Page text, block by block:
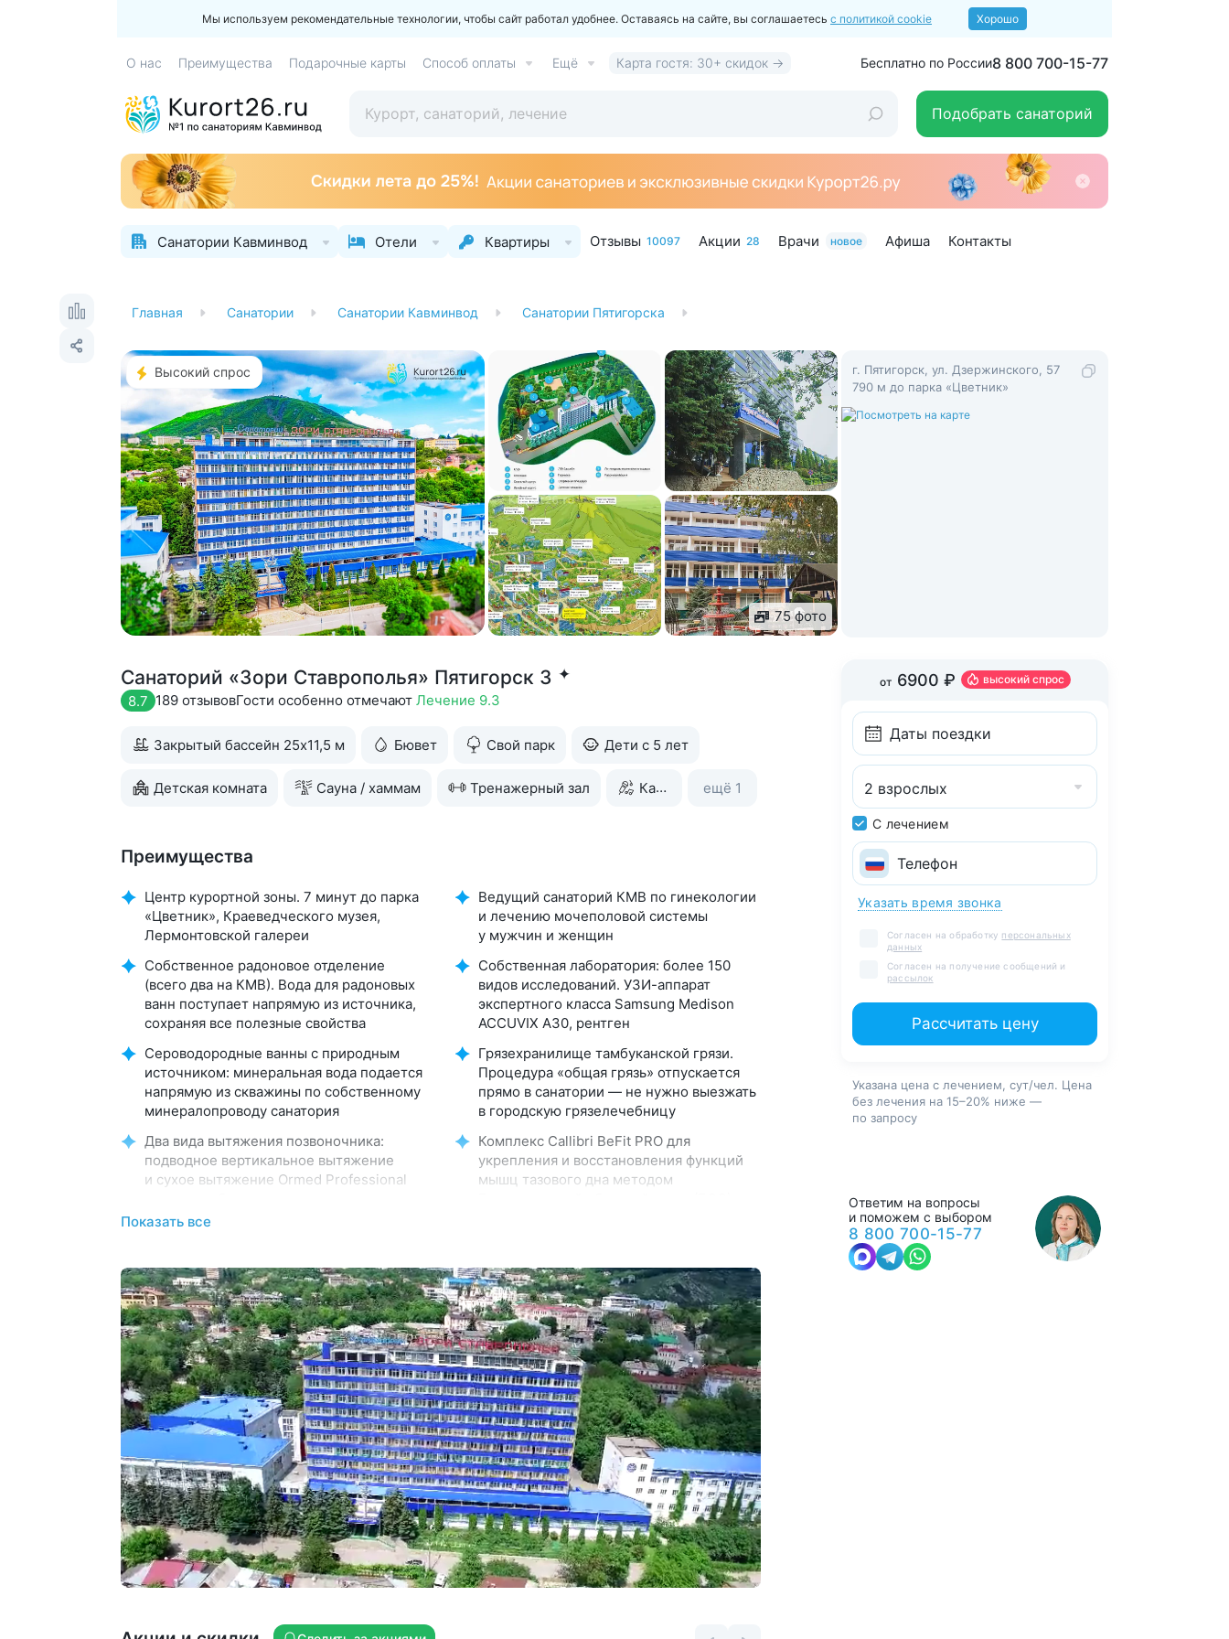
Мы используем рекомендательные технологии, чтобы сайт работал удобнее. Оставаясь на сайте, вы соглашаетесь с политикой cookie Хорошо
О нас Преимущества Подарочные карты Способ оплаты Ещё Карта гостя: 30+ скидок → Бесплатно по России8 800 700-15-77
Подобрать санаторий
Санатории Кавминвод Отели Квартиры Отзывы 10097 Акции 28 Врачи новое Афиша Контакты
Главная Санатории Санатории Кавминвод Санатории Пятигорска
Высокий спрос
75 фото
г. Пятигорск, ул. Дзержинского, 57
790 м до парка «Цветник»
Санаторий «Зори Ставрополья» Пятигорск 3 ✦
8.7 189 отзывовГости особенно отмечают Лечение 9.3
Закрытый бассейн 25x11,5 м Бювет Свой парк Дети с 5 лет
Детская комната Сауна / хаммам Тренажерный зал Караоке ещё 1
Преимущества
Центр курортной зоны. 7 минут до парка
«Цветник», Краеведческого музея,
Лермонтовской галереи
Собственное радоновое отделение
(всего два на КМВ). Вода для радоновых
ванн поступает напрямую из источника,
сохраняя все полезные свойства
Сероводородные ванны с природным
источником: минеральная вода подается
напрямую из скважины по собственному
минералопроводу санатория
Два вида вытяжения позвоночника:
подводное вертикальное вытяжение
и сухое вытяжение Ormed Professional
Свой бювет «Лермонтовский источник»
«Красноармейская». В 7 минутах —
Центральная питьевая галерея
Пятигорска с углекислыми источниками
№ 2 и № 17
Уютные балконы во всех номерах
с видом на Машук и Кавказский хребет
Трехразовое питание «меню—заказ».
В 90% отзывов гости отмечают вкусную
кухню и большой выбор блюд
Большой бассейн 25×11.5 м с двумя
каскадами и панорамными окнами.
В бассейне проводятся занятия ЛФК
Корпуса соединены теплыми
переходами — не надо выходить
на улицу, чтобы получить лечение,
На всех этажах — кулеры с горячей
Ведущий санаторий КМВ по гинекологии
и лечению мочеполовой системы
у мужчин и женщин
Собственная лаборатория: более 150
видов исследований. УЗИ-аппарат
экспертного класса Samsung Medison
ACCUVIX A30, рентген
Грязехранилище тамбуканской грязи.
Процедура «общая грязь» отпускается
прямо в санатории — не нужно выезжать
в городскую грязелечебницу
Комплекс Callibri BeFit PRO для
укрепления и восстановления функций
мышц тазового дна методом
содержанием парафина, минеральных
масел и микроэлементов
Детское лечебное отделение. Ведут
прием два педиатра высшей категории.
Базовая и 7 профильных программ
лечения детей
Бесплатная детская комната
с воспитателем, детская площадка
Спортивный комплекс: сауна,
тренажерный зал, зал ЛФК, открытый
теннисный корт, настольный теннис,
волейбол, баскетбол, бадминтон
Танцевальный и киноконцертные залы.
Бильярд, шахматы, библиотека
Лауреат премии «Лучшие санатории
Показать все
от 6900 ₽ высокий спрос
2 взрослых
С лечением
Указать время звонка
Согласен на обработку персональных
данных
Согласен на получение сообщений и
рассылок
Рассчитать цену
Указана цена с лечением, сут/чел. Цена
без лечения на 15–20% ниже —
по запросу
Ответим на вопросы
и поможем с выбором
8 800 700-15-77